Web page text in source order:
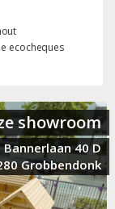
ecocheques
showroom
Bannerlaan 40 D
Grobbendonk